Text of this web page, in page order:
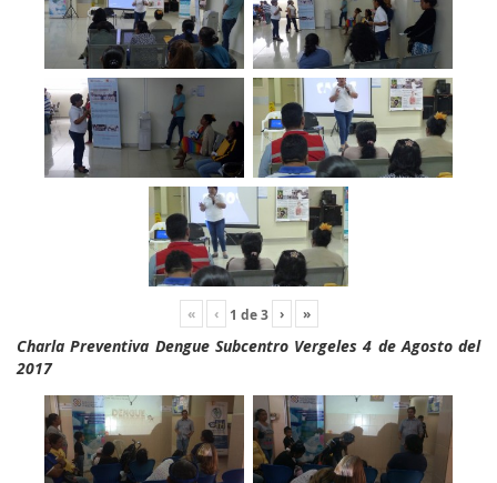
« ‹ 1 de3 › »
Charla Preventiva Dengue Subcentro Vergeles 4 de Agosto del
2017